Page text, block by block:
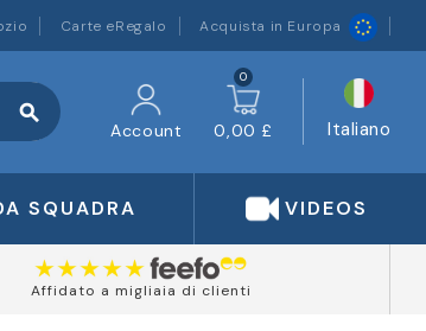
Carte eRegalo Acquista in Europa
search
Account
0
0,00 £ Italiano
SQUADRA VIDEOS
Affidato a migliaia di clienti